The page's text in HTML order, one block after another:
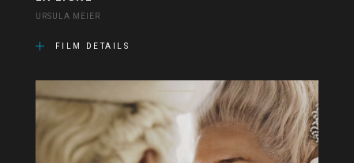
URSULA MEIER
FILM DETAILS